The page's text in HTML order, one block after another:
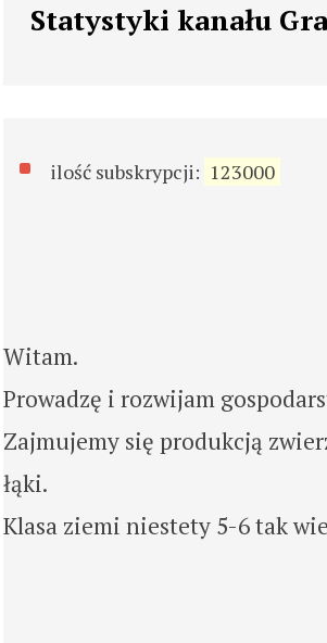
Statystyki kanału
ilość subskrypcji: 123000
Witam.
Prowadzę i rozwijam
Zajmujemy się produkcją
łąki.
Klasa ziemi niestety 5-6 tak